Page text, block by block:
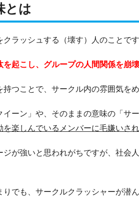
とは
ラッシュする（壊す）人のことです
起こし、グループの人間関係を崩
つことで、サークル内の雰囲気を
ーン」や、そのままの意味の「サ
を楽しんでいるメンバーに毛嫌いさ
が強いと思われがちですが、社会
でも、サークルクラッシャーが潜